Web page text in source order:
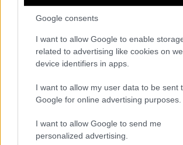
Google consents
I want to allow Google to enable
related to advertising like cookies on
device identifiers in apps.
I want to allow my user data to be sent
Google for online advertising purposes.
I want to allow Google to send me
personalized advertising.